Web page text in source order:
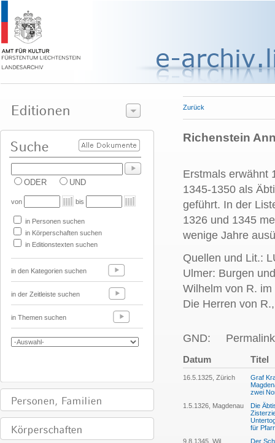
ODER UND
von bis
in Personen suchen
in Körperschaften suchen
in Editionstexten suchen
in den Kategorien suchen
in der Zeitleiste suchen
in Themen suchen
Zurück
Richenstein
Erstmals erwähnt
1345-1350 als
geführt. In der
1326 und 1345
wenige Jahre
Quellen und Lit.:
Ulmer: Burgen
Wilhelm von R.
Die Herren von
GND:
Datum Titel
16.5.1325, Zürich
Graf
zwei
1.5.1326, Magdenau
Die
für
9.8.1345, Wil
Der